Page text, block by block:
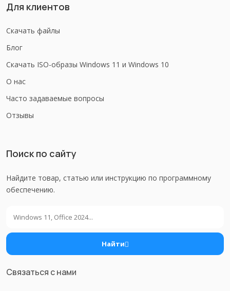
Для клиентов
Скачать файлы
Блог
Скачать ISO-образы Windows 11 и Windows 10
О нас
Часто задаваемые вопросы
Отзывы
Поиск по сайту
Найдите товар, статью или инструкцию по программному
обеспечению.
Найти
Связаться с нами